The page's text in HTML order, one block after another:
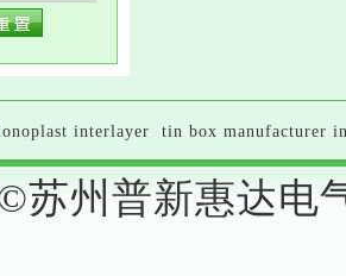
interlayer tin box manufacturer
苏州普新惠达